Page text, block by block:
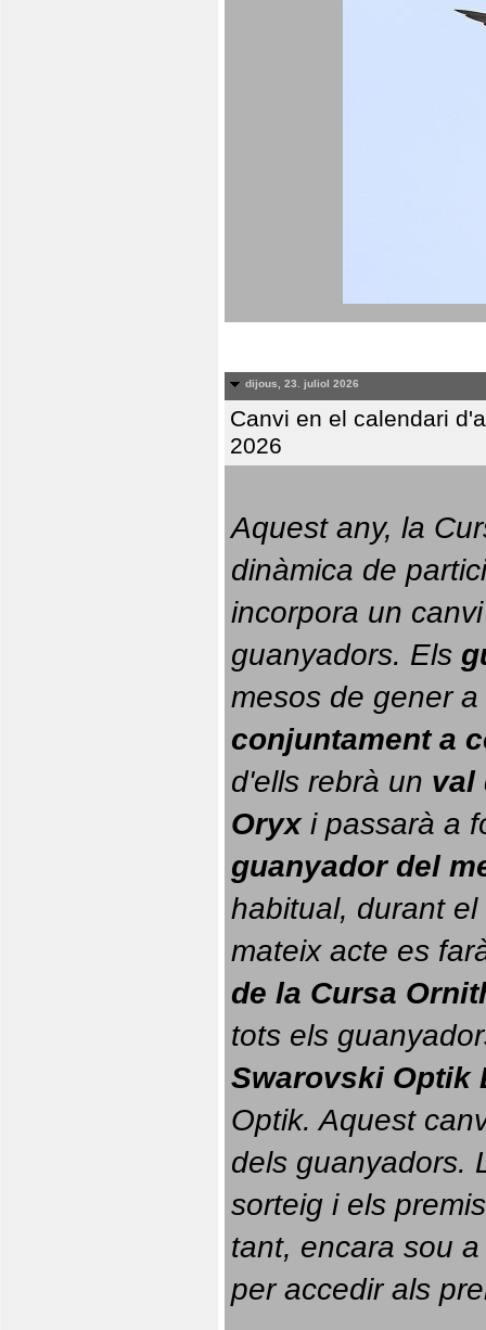
dijous, 23. juliol 2026
Canvi en el calendari
2026
Aquest any, la
dinàmica de
incorpora un
guanyadors. Els
conjuntament a
d'ells rebrà un val
Oryx i passarà a
guanyador del
habitual, durant el
mateix acte es
de la Cursa
tots els
Swarovski Optik
Optik. Aquest
dels guanyadors.
sorteig i els
tant, encara sou
per accedir als